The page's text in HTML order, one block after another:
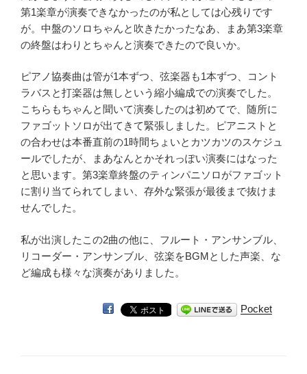
第1楽章が演奏できなかったのが私としては心残りです
が。中盤のソロちゃんと吹きたかったなあ、まあ第3楽章
の終盤はわりとちゃんと演奏できたので良いか。
ピアノ協奏曲は管が1本ずつ、弦楽器も1本ずつ、コント
ラバスと打楽器は無しという縮小編成での演奏でした。
こちらもちゃんと聞いて演奏したのは初めてで、随所に
ファゴットソロが出てきて緊張しました。ピアニストと
の合わせは本番直前の1時間ちょいとカツカツのスケジュ
ールでしたが、まあなんとかそれっぽい演奏にはなった
と思います。第3楽章終盤のティンパニソロがファゴット
に割り当てられてしまい、存外な緊張が最後まで抜けま
せんでした。
私が出演したこの2曲の他に、フルート・アンサンブル、
リコーダー・アンサンブル、弦楽をBGMとした声楽、な
ど編成も様々な演奏がありました。
Pocket